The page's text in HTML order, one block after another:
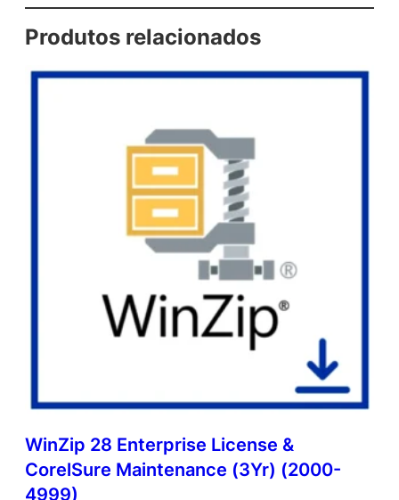
Produtos relacionados
WinZip 28 Enterprise License &
CorelSure Maintenance (3Yr) (2000-
4999)